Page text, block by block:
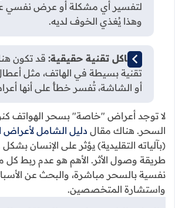
لتفسير أي مشكلة أو عرض نفسي
وهذا يُغذي الخوف لديه.
مشاكل تقنية حقيقية: قد تكون
تقنية بسيطة في الهاتف، مثل
أو الشاشة، تُفسر خطأً على أنها
لا توجد أعراض "خاصة" بسحر الهواتف
السحر. هناك مقال دليل الشامل لأعراض
(بآلياته التقليدية) يؤثر على الإنسان
طريقة وصول الأثر. الأهم هو عدم ربط كل
نفسية بالسحر مباشرة، والبحث عن
واستشارة المتخصصين.